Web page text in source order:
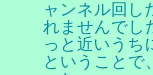
ャンネル回し
れませんでし
っと近いうち
ということで